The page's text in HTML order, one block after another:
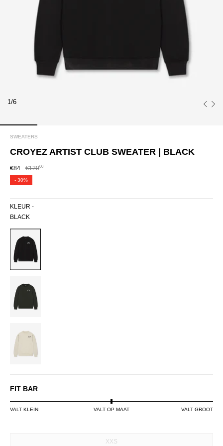
1/6
SWEATERS
CROYEZ ARTIST CLUB SWEATER | BLACK
€84 €12000
- 30%
KLEUR -
BLACK
BLACK
DARK
GREEN
WHITE
FIT BAR
VALT KLEIN VALT OP MAAT VALT GROOT
XXS